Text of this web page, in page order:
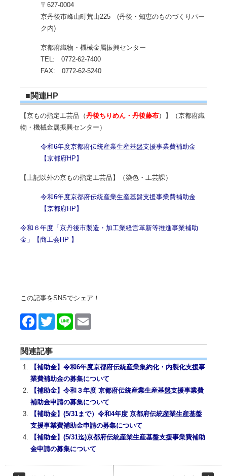
〒627-0004
京丹後市峰山町荒山225 (丹後・知恵のものづくりパー
ク内)
京都府織物・機械金属振興センター
TEL: 0772-62-7400
FAX: 0772-62-5240
■関連HP
【京もの指定工芸品（丹後ちりめん・丹後藤布）】（京都府織
物・機械金属振興センター）
令和6年度京都府伝統産業生産基盤支援事業費補助金
【京都府HP】
【上記以外の京もの指定工芸品】（染色・工芸課）
令和6年度京都府伝統産業生産基盤支援事業費補助金
【京都府HP】
令和６年度「京丹後市製造・加工業経営革新等推進事業補助
金」【商工会HP 】
この記事をSNSでシェア！
Face Twitt Line
関連記事
【補助金】令和6年度京都府伝統産業集約化・内製化支援事
業費補助金の募集について
【補助金】令和３年度 京都府伝統産業生産基盤支援事業費
補助金申請の募集について
【補助金】(5/31まで）令和4年度 京都府伝統産業生産基盤
支援事業費補助金申請の募集について
【補助金】(5/31迄)京都府伝統産業生産基盤支援事業費補助
金申請の募集について